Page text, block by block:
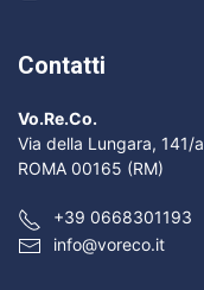
Contatti
Vo.Re.Co.
Via della Lungara, 141/a
ROMA 00165 (RM)
+39 0668301193
info@voreco.it